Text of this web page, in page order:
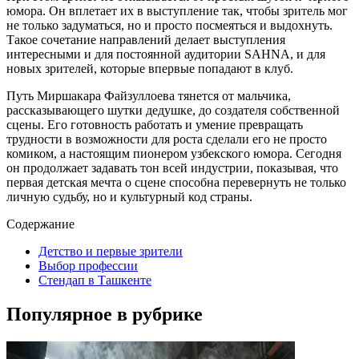
юмора. Он вплетает их в выступление так, чтобы зритель мог
не только задуматься, но и просто посмеяться и выдохнуть.
Такое сочетание направлений делает выступления
интересными и для постоянной аудитории SAHNA, и для
новых зрителей, которые впервые попадают в клуб.
Путь Миршакара Файзуллоева тянется от мальчика,
рассказывающего шутки дедушке, до создателя собственной
сцены. Его готовность работать и умение превращать
трудности в возможности для роста сделали его не просто
комиком, а настоящим пионером узбекского юмора. Сегодня
он продолжает задавать тон всей индустрии, показывая, что
первая детская мечта о сцене способна перевернуть не только
личную судьбу, но и культурный код страны.
Содержание
Детство и первые зрители
Выбор профессии
Стендап в Ташкенте
Популярное в рубрике